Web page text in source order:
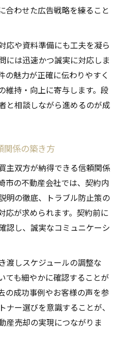
合わせた広告戦略を練ること
応や資料準備にも工夫を凝ら
には迅速かつ誠実に対応しま
の魅力が正確に伝わりやすく
維持・向上に寄与します。段
と相談しながら進めるのが成
関係の築き方
主双方が納得できる信頼関係
市の不動産会社では、契約内
明の徹底、トラブル防止策の
応が求められます。契約前に
認し、誠実なコミュニケーシ
渡しスケジュールの調整な
ても細やかに確認することが
の成功事例やお客様の声を参
ー選びを意識することが、
産売却の実現につながりま